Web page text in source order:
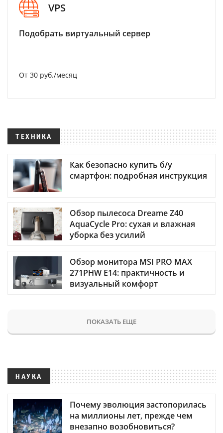
VPS
Подобрать виртуальный сервер
От 30 руб./месяц
ТЕХНИКА
Как безопасно купить б/у
смартфон: подробная инструкция
Обзор пылесоса Dreame Z40
AquaCycle Pro: сухая и влажная
уборка без усилий
Обзор монитора MSI PRO MAX
271PHW E14: практичность и
визуальный комфорт
ПОКАЗАТЬ ЕЩЕ
НАУКА
Почему эволюция застопорилась
на миллионы лет, прежде чем
внезапно возобновиться?